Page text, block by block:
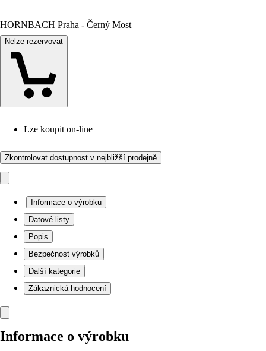
HORNBACH Praha - Černý Most
Nelze rezervovat
Lze koupit on-line
Zkontrolovat dostupnost v nejbližší prodejně
Informace o výrobku
Datové listy
Popis
Bezpečnost výrobků
Další kategorie
Zákaznická hodnocení
Informace o výrobku